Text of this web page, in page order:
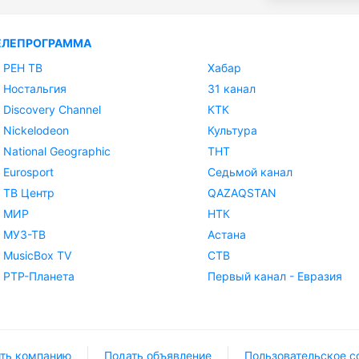
РЕН ТВ
Ностальгия
Discovery Channel
Nickelodeon
National Geographic
Eurosport
ТВ Центр
МИР
МУЗ-ТВ
MusicBox TV
РТР-Планета
Хабар
31 канал
КТК
Культура
ТНТ
Седьмой канал
QAZAQSTAN
НТК
Астана
СТВ
Первый канал - Евразия
компанию Подать объявление Пользовательское